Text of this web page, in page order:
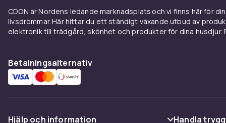
Fundera på
springform
att baka
De flesta
har en
Non-stick
av silikon
CDON är Nordens ledande marknadsplats och vi finns här för
livsdrömmar. Här hittar du ett ständigt växande utbud av
elektronik till trädgård, skönhet och produkter för dina husdjur.
Betalningsalternativ
Hjälp och information Handla